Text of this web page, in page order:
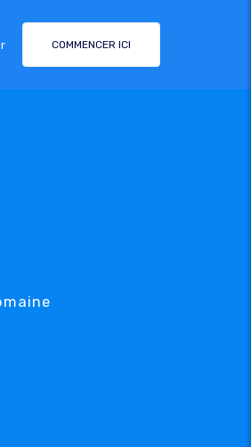
COMMENCER ICI